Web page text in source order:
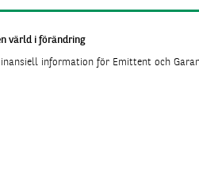
värld i förändring
information för Emittent och